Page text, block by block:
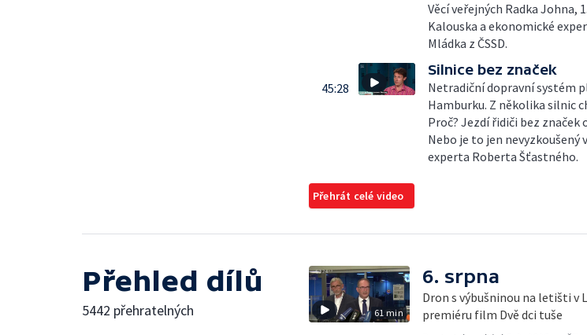
Věcí veřejných Radka Johna,
Kalouska a ekonomické
Mládka z ČSSD.
45:28
Silnice bez značek
Netradiční dopravní systém
Hamburku. Z několika silnic
Proč? Jezdí řidiči bez
Nebo je to jen
experta Roberta Šťastného.
Přehrát celé video
Přehled dílů
5442 přehratelných 61 min
6. srpna
Dron s výbušninou na letišti v
premiéru film Dvě dci tuše